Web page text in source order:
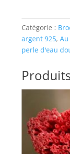
Catégorie :
argent 925,
perle d'eau